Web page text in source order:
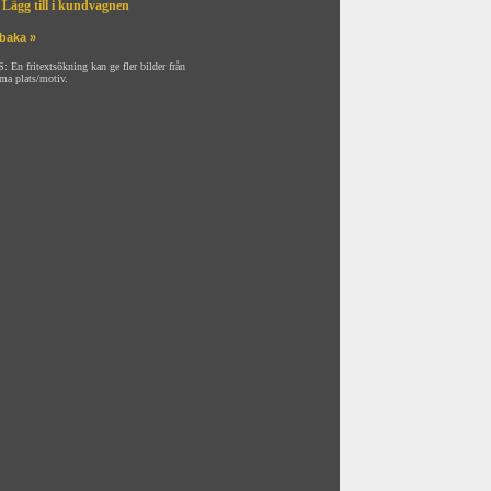
Lägg till i kundvagnen
»
En fritextsökning kan ge fler bilder från
plats/motiv.